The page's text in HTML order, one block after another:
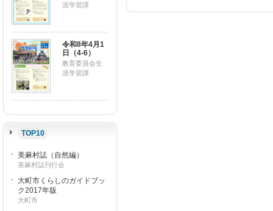
涯学習課
令和8年4月1
日（4-6）
教育委員会生
涯学習課
TOP10
美麻村誌（自然編）
美麻村誌刊行会
大町市くらしのガイドブッ
ク2017年版
大町市